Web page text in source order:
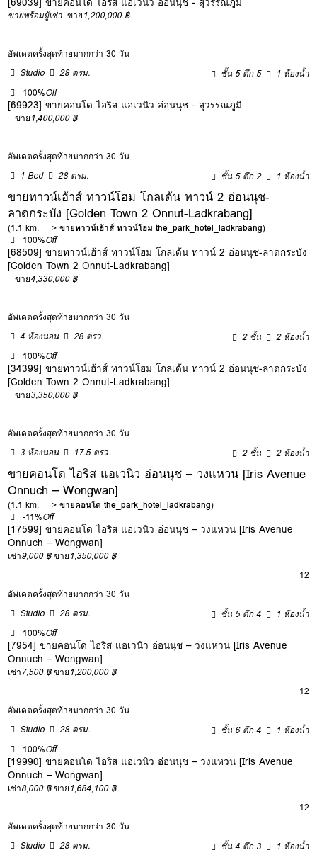
ขายพร้อมผู้เช่า ขาย1,200,000 ฿
อัพเดตครั้งสุดท้ายมากกว่า 30 วัน
Studio
28 ตรม. ชั้น 5 ตึก 5
1 ห้องน้ำ
100%Off
[69923] ขายคอนโด ไอริส แอเวนิว อ่อนนุช - สุวรรณภูมิ
ขาย1,400,000 ฿
อัพเดตครั้งสุดท้ายมากกว่า 30 วัน
1 Bed
28 ตรม. ชั้น 5 ตึก 2 1 ห้องน้ำ
ขายทาวน์เฮ้าส์ ทาวน์โฮม โกลเด้น ทาวน์ 2 อ่อนนุช-
ลาดกระบัง [Golden Town 2 Onnut-Ladkrabang]
(1.1 km. ==>ขายทาวน์เฮ้าส์ ทาวน์โฮม the_park_hotel_ladkrabang)
100%Off
[68509] ขายทาวน์เฮ้าส์ ทาวน์โฮม โกลเด้น ทาวน์ 2 อ่อนนุช-ลาดกระบัง
[Golden Town 2 Onnut-Ladkrabang]
ขาย4,330,000 ฿
อัพเดตครั้งสุดท้ายมากกว่า 30 วัน
4 ห้องนอน
28 ตรว. 2 ชั้น
2 ห้องน้ำ
100%Off
[34399] ขายทาวน์เฮ้าส์ ทาวน์โฮม โกลเด้น ทาวน์ 2 อ่อนนุช-ลาดกระบัง
[Golden Town 2 Onnut-Ladkrabang]
ขาย3,350,000 ฿
อัพเดตครั้งสุดท้ายมากกว่า 30 วัน
3 ห้องนอน
17.5 ตรว. 2 ชั้น 2 ห้องน้ำ
ขายคอนโด ไอริส แอเวนิว อ่อนนุช – วงแหวน [Iris Avenue
Onnuch – Wongwan]
(1.1 km. ==>ขายคอนโด the_park_hotel_ladkrabang)
-11%Off
[17599] ขายคอนโด ไอริส แอเวนิว อ่อนนุช – วงแหวน [Iris Avenue
Onnuch – Wongwan]
เช่า9,000 ฿ ขาย1,350,000 ฿
12
อัพเดตครั้งสุดท้ายมากกว่า 30 วัน
Studio
28 ตรม. ชั้น 5 ตึก 4
1 ห้องน้ำ
100%Off
[7954] ขายคอนโด ไอริส แอเวนิว อ่อนนุช – วงแหวน [Iris Avenue
Onnuch – Wongwan]
เช่า7,500 ฿ ขาย1,200,000 ฿
12
อัพเดตครั้งสุดท้ายมากกว่า 30 วัน
Studio
28 ตรม. ชั้น 6 ตึก 4
1 ห้องน้ำ
100%Off
[19990] ขายคอนโด ไอริส แอเวนิว อ่อนนุช – วงแหวน [Iris Avenue
Onnuch – Wongwan]
เช่า8,000 ฿ ขาย1,684,100 ฿
12
อัพเดตครั้งสุดท้ายมากกว่า 30 วัน
Studio
28 ตรม. ชั้น 4 ตึก 3
1 ห้องน้ำ